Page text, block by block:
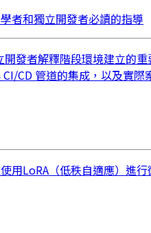
者和獨立開發者必讀的指導
發者解釋階段環境建立的
CD 管道的集成，以及實際
用LoRA（低秩自適應）進